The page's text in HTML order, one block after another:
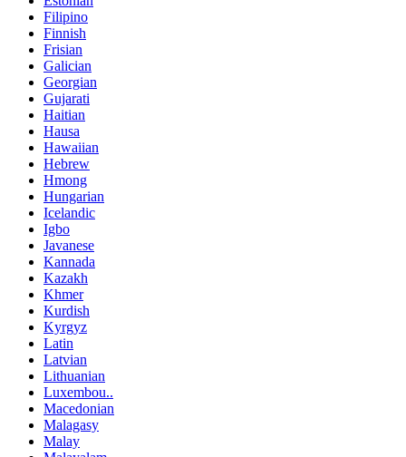
Filipino
Finnish
Frisian
Galician
Georgian
Gujarati
Haitian
Hausa
Hawaiian
Hebrew
Hmong
Hungarian
Icelandic
Igbo
Javanese
Kannada
Kazakh
Khmer
Kurdish
Kyrgyz
Latin
Latvian
Lithuanian
Luxembou..
Macedonian
Malagasy
Malay